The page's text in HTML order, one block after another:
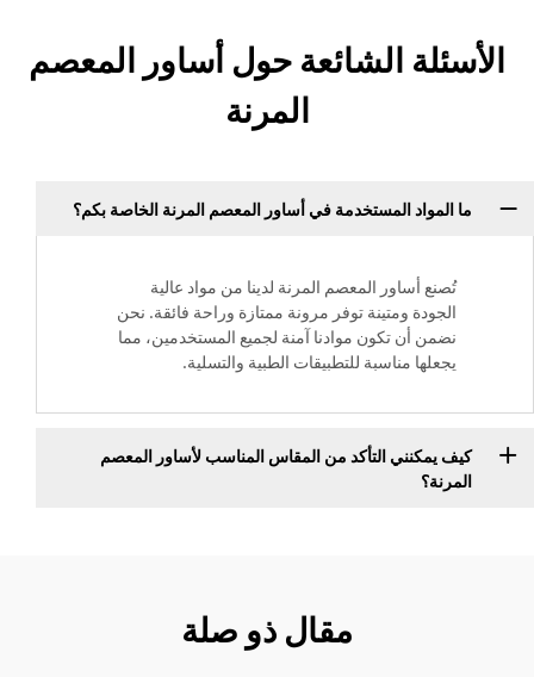
الأسئلة الشائعة حول أساور المعصم
المرنة
ما المواد المستخدمة في أساور المعصم المرنة الخاصة بكم؟
تُصنع أساور المعصم المرنة لدينا من مواد عالية
الجودة ومتينة توفر مرونة ممتازة وراحة فائقة. نحن
نضمن أن تكون موادنا آمنة لجميع المستخدمين، مما
يجعلها مناسبة للتطبيقات الطبية والتسلية.
كيف يمكنني التأكد من المقاس المناسب لأساور المعصم
المرنة؟
مقال ذو صلة